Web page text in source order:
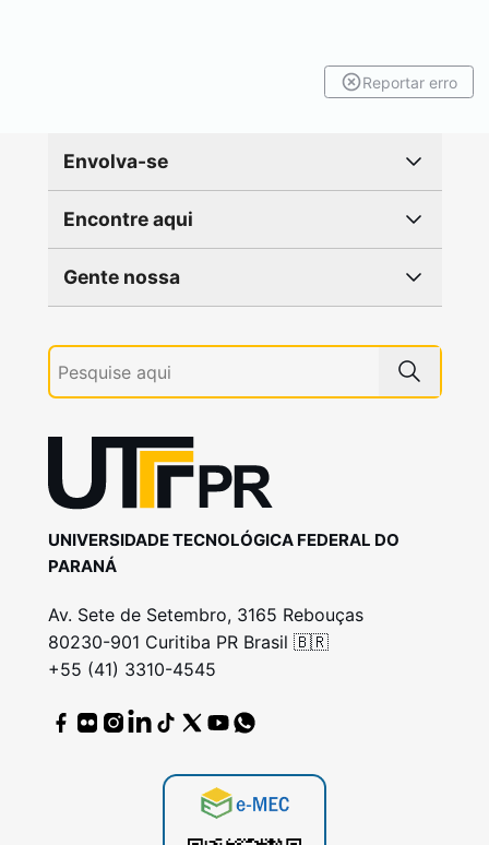
Reportar erro
Envolva-se
Encontre aqui
Gente nossa
UNIVERSIDADE TECNOLÓGICA FEDERAL DO
PARANÁ
Av. Sete de Setembro, 3165 Rebouças
80230-901 Curitiba PR Brasil 🇧🇷
+55 (41) 3310-4545